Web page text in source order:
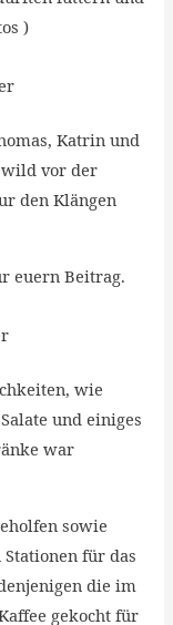
)
Katrin und
wild vor der
den Klängen
euern Beitrag.
wie
und einiges
war
sowie
für das
die im
gekocht für